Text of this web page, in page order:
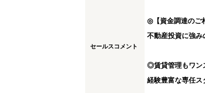
セールスコメント
◎【資金調達のご
不動産投資に強み
◎賃貸管理もワン
経験豊富な専任ス